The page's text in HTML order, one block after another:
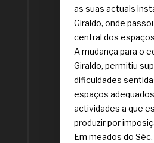
as suas actuais
Giraldo, onde
central dos
A mudança para o
Giraldo, permitiu
dificuldades
espaços
actividades a que
produzir por
Em meados do